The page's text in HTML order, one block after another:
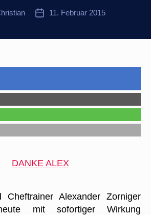
Veröffentlichungsdatum
11. Februar 2015
Alexander Zorniger
mit sofortiger Wirkung